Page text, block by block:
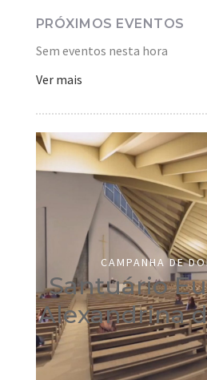
PRÓXIMOS EVENTOS
Sem eventos nesta hora
Ver mais
CAMPANHA DE
Santuário
Alexandrina